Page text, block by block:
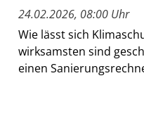
24.02.2026, 08:00 Uhr
Wie lässt sich
wirksamsten sind
einen